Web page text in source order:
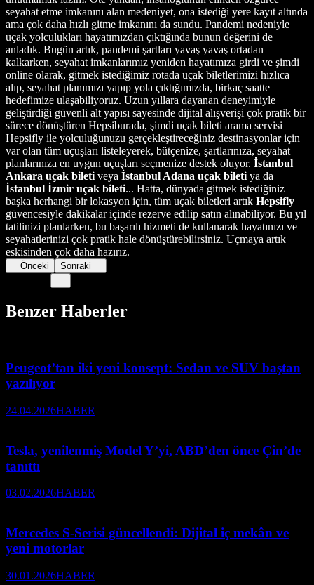
seyahat etme imkanını alan medeniyet, ona istediği yere kayıt altında
ama çok daha hızlı gitme imkanını da sundu. Pandemi nedeniyle
uçak yolculukları hayatımızdan çıktığında bunun değerini de
anladık. Bugün artık, pandemi şartları yavaş yavaş ortadan
kalkarken, seyahat imkanlarımız yeniden hayatımıza girdi ve şimdi
online olarak, gitmek istediğimiz rotada uçak biletlerimizi hızlıca
alıp, seyahat planımızı yapıp yola çıktığımızda, birkaç saatte
hedefimize ulaşabiliyoruz. Uzun yıllara dayanan deneyimiyle
geliştirdiği güvenli alt yapısı sayesinde dijital alışverişi çok pratik bir
sürece dönüştüren Hepsiburada, şimdi uçak bileti arama servisi
Hepsifly ile yolculuğunuzu gerçekleştireceğiniz destinasyonlar için
var olan tüm uçuşları listeleyerek, bütçenize, şartlarınıza, seyahat
planlarınıza en uygun uçuşları seçmenize destek oluyor. İstanbul
Ankara uçak bileti veya İstanbul Adana uçak bileti ya da
İstanbul İzmir uçak bileti... Hatta, dünyada gitmek istediğiniz
başka herhangi bir lokasyon için, tüm uçak biletleri artık Hepsifly
güvencesiyle dakikalar içinde rezerve edilip satın alınabiliyor. Bu yıl
tatilinizi planlarken, bu başarılı hizmeti de kullanarak hayatınızı ve
seyahatlerinizi çok pratik hale dönüştürebilirsiniz. Uçmaya artık
eskisinden çok daha hazırız.
Önceki Sonraki
Benzer Haberler
Peugeot’tan iki yeni konsept: Sedan ve SUV baştan
yazılıyor
24.04.2026HABER
Tesla, yenilenmiş Model Y’yi, ABD’den önce Çin’de
tanıttı
03.02.2026HABER
Mercedes S-Serisi güncellendi: Dijital iç mekân ve
yeni motorlar
30.01.2026HABER